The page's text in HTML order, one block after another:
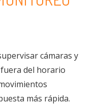
cámaras y
del horario
más rápida.